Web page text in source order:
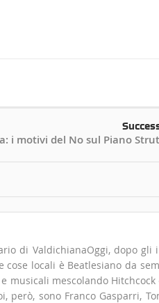
i motivi del No sul Piano
di ValdichianaOggi, dopo gli
locali è Beatlesiano da
musicali mescolando Hitchcock
però, sono Franco Gasparri,